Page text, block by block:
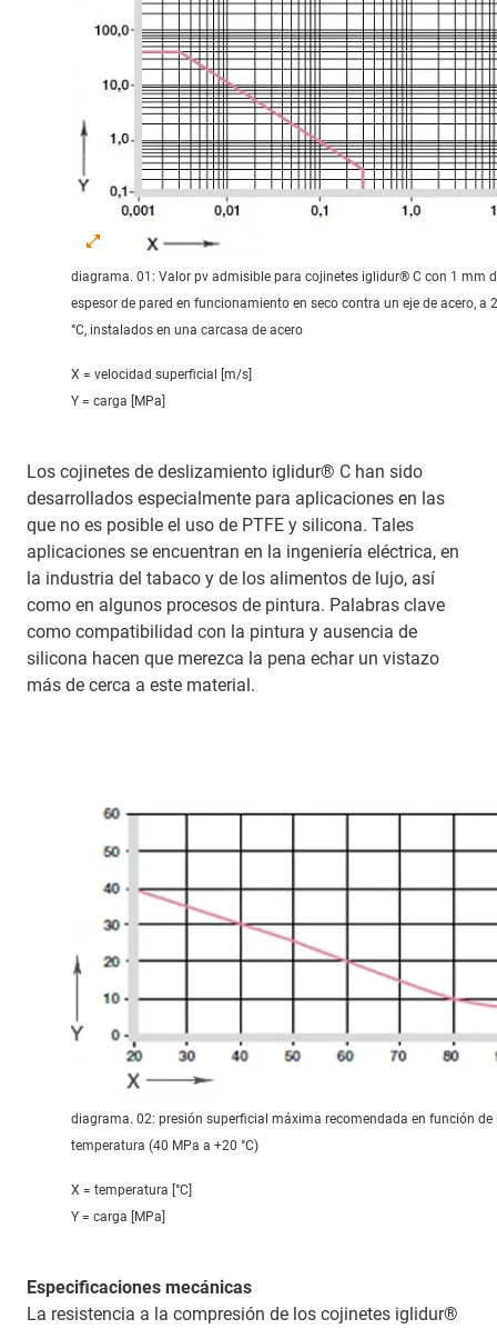
diagrama. 01: Valor pv admisible para cojinetes iglidur® C con 1 mm
espesor de pared en funcionamiento en seco contra un eje de acero, a
°C, instalados en una carcasa de acero
X = velocidad superficial [m/s]
Y = carga [MPa]
Los cojinetes de deslizamiento iglidur® C han sido
desarrollados especialmente para aplicaciones en las
que no es posible el uso de PTFE y silicona. Tales
aplicaciones se encuentran en la ingeniería eléctrica, en
la industria del tabaco y de los alimentos de lujo, así
como en algunos procesos de pintura. Palabras clave
como compatibilidad con la pintura y ausencia de
silicona hacen que merezca la pena echar un vistazo
más de cerca a este material.
diagrama. 02: presión superficial máxima recomendada en función de
temperatura (40 MPa a +20 °C)
X = temperatura [°C]
Y = carga [MPa]
Especificaciones mecánicas
La resistencia a la compresión de los cojinetes iglidur®